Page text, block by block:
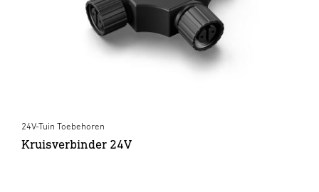
24V-Tuin Toebehoren
Kruisverbinder 24V